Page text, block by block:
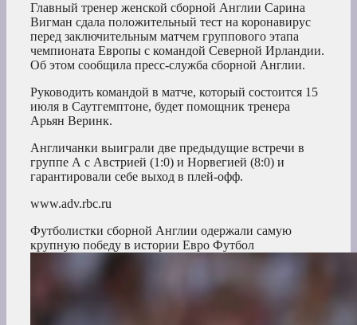
Главный тренер женской сборной Англии Сарина
Вигман сдала положительный тест на коронавирус
перед заключительным матчем группового этапа
чемпионата Европы с командой Северной Ирландии.
Об этом сообщила пресс-служба сборной Англии.
Руководить командой в матче, который состоится 15
июля в Саутгемптоне, будет помощник тренера
Арьян Веринк.
Англичанки выиграли две предыдущие встречи в
группе А с Австрией (1:0) и Норвегией (8:0) и
гарантировали себе выход в плей-офф.
www.adv.rbc.ru
Футболистки сборной Англии одержали самую
крупную победу в истории Евро Футбол